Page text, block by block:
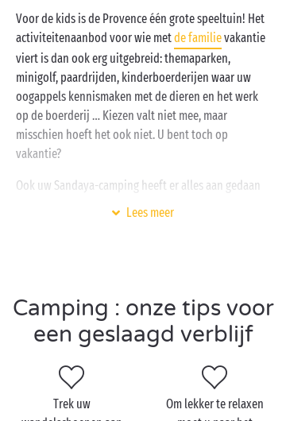
precies wat wij bij Sandaya bedoelen met een
zorgeloze campingvakantie!
Voor de kids is de Provence één grote speeltuin! Het
activiteitenaanbod voor wie metde familievakantie
viert is dan ook erg uitgebreid: themaparken,
minigolf, paardrijden, kinderboerderijen waar uw
oogappels kennismaken met de dieren en het werk
op de boerderij … Kiezen valt niet mee, maar
misschien hoeft het ook niet. U bent toch op
vakantie?
Ook uw Sandaya-camping heeft er alles aan gedaan
om het uw kleine campinggenoten naar de zin te
Echt té gek, zo’n Sandaya-camping!
Bezoek Aix-en-Provence
met z'n tweetjes
Lees meer
Camping : onze tips voor
een geslaagd verblijf
Trek uw
Om lekker te relaxen